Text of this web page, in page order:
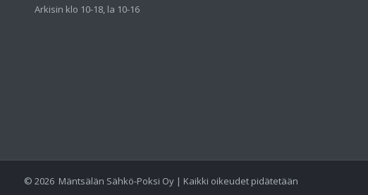
Arkisin klo 10-18, la 10-16
© 2026 Mäntsälän Sähkö-Poksi Oy | Kaikki oikeudet pidätetään